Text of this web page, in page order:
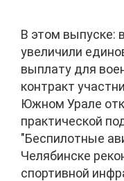
В этом выпуске:
увеличили
выплату для
контракт
Южном Урале
практической
"Беспилотные
Челябинске
спортивной